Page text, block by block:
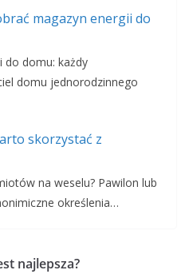
magazyn energii do
do domu: każdy
domu jednorodzinnego
skorzystać z
na weselu? Pawilon lub
określenia…
najlepsza?